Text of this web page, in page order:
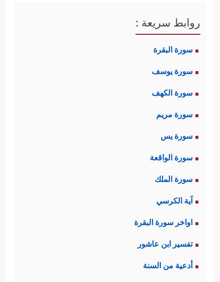
روابط سريعة :
سورة البقرة
سورة يوسف
سورة الكهف
سورة مريم
سورة يس
سورة الواقعة
سورة الملك
آية الكرسي
اواخر سورة البقرة
تفسير ابن عاشور
أدعية من السنة